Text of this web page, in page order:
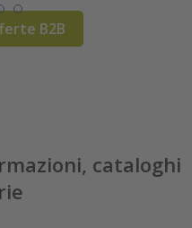
B2B
cataloghi